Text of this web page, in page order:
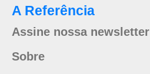
A Referência
Assine nossa newsletter
Sobre